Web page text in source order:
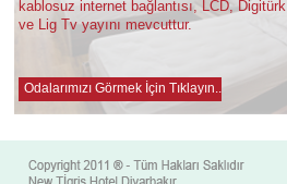
kablosuz internet bağlantısı, LCD, Digitürk
ve Lig Tv yayını mevcuttur.
Odalarımızı Görmek İçin Tıklayın..